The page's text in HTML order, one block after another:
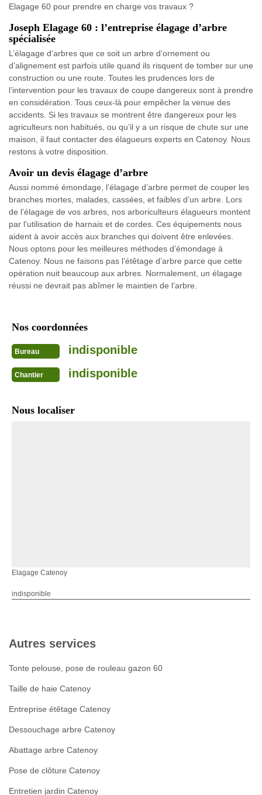
Elagage 60 pour prendre en charge vos travaux ?
Joseph Elagage 60 : l’entreprise élagage d’arbre
spécialisée
L’élagage d’arbres que ce soit un arbre d’ornement ou
d’alignement est parfois utile quand ils risquent de tomber sur une
construction ou une route. Toutes les prudences lors de
l’intervention pour les travaux de coupe dangereux sont à prendre
en considération. Tous ceux-là pour empêcher la venue des
accidents. Si les travaux se montrent être dangereux pour les
agriculteurs non habitués, ou qu’il y a un risque de chute sur une
maison, il faut contacter des élagueurs experts en Catenoy. Nous
restons à votre disposition.
Avoir un devis élagage d’arbre
Aussi nommé émondage, l’élagage d’arbre permet de couper les
branches mortes, malades, cassées, et faibles d’un arbre. Lors
de l’élagage de vos arbres, nos arboriculteurs élagueurs montent
par l’utilisation de harnais et de cordes. Ces équipements nous
aident à avoir accès aux branches qui doivent être enlevées.
Nous optons pour les meilleures méthodes d’émondage à
Catenoy. Nous ne faisons pas l’étêtage d’arbre parce que cette
opération nuit beaucoup aux arbres. Normalement, un élagage
réussi ne devrait pas abîmer le maintien de l’arbre.
Nos coordonnées
Bureau indisponible
Chantier indisponible
Nous localiser
Elagage Catenoy
indisponible
Autres services
Tonte pelouse, pose de rouleau gazon 60
Taille de haie Catenoy
Entreprise étêtage Catenoy
Dessouchage arbre Catenoy
Abattage arbre Catenoy
Pose de clôture Catenoy
Entretien jardin Catenoy